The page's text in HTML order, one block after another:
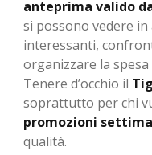
anteprima valido
si possono vedere
interessanti,
organizzare la
Tenere d’occhio il
soprattutto per chi
promozioni
qualità.